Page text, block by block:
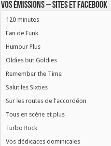
Vos émissions – Sites et Facebook
120 minutes
Fan de Funk
Humour Plus
Oldies but Goldies
Remember the Time
Salut les Sixties
Sur les routes de l'accordéon
Tous en scène et plus
Turbo Rock
Vos dédicaces dominicales